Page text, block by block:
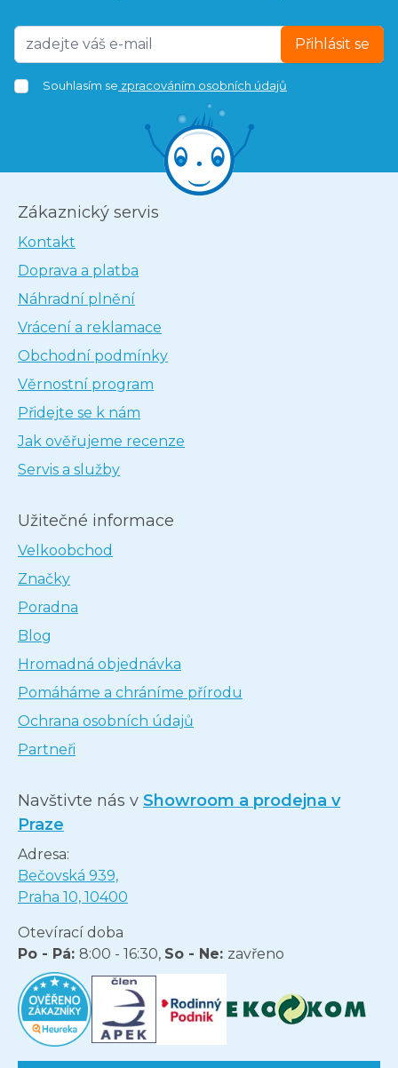
Přihlásit se
Souhlasím se zpracováním osobních údajů
Zákaznický servis
Kontakt
Doprava a platba
Náhradní plnění
Vrácení a reklamace
Obchodní podmínky
Věrnostní program
Přidejte se k nám
Jak ověřujeme recenze
Servis a služby
Užitečné informace
Velkoobchod
Značky
Poradna
Blog
Hromadná objednávka
Pomáháme a chráníme přírodu
Ochrana osobních údajů
Partneři
Navštivte nás v Showroom a prodejna v
Praze
Adresa:
Bečovská 939,
Praha 10, 10400
Otevírací doba
Po - Pá: 8:00 - 16:30, So - Ne: zavřeno